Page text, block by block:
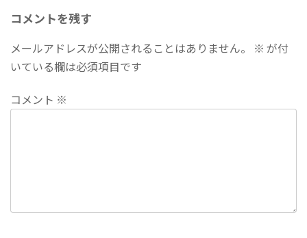
コメントを残す
メールアドレスが公開されることはありません。 ※ が付
いている欄は必須項目です
コメント ※